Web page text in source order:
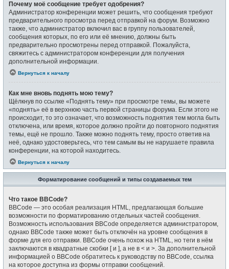
Почему моё сообщение требует одобрения?
Администратор конференции может решить, что сообщения требуют
предварительного просмотра перед отправкой на форум. Возможно
также, что администратор включил вас в группу пользователей,
сообщения которых, по его или её мнению, должны быть
предварительно просмотрены перед отправкой. Пожалуйста,
свяжитесь с администратором конференции для получения
дополнительной информации.
Вернуться к началу
Как мне вновь поднять мою тему?
Щёлкнув по ссылке «Поднять тему» при просмотре темы, вы можете
«поднять» её в верхнюю часть первой страницы форума. Если этого не
происходит, то это означает, что возможность поднятия тем могла быть
отключена, или время, которое должно пройти до повторного поднятия
темы, ещё не прошло. Также можно поднять тему, просто ответив на
неё, однако удостоверьтесь, что тем самым вы не нарушаете правила
конференции, на которой находитесь.
Вернуться к началу
Форматирование сообщений и типы создаваемых тем
Что такое BBCode?
BBCode — это особая реализация HTML, предлагающая большие
возможности по форматированию отдельных частей сообщения.
Возможность использования BBCode определяется администратором,
однако BBCode также может быть отключён на уровне сообщения в
форме для его отправки. BBCode очень похож на HTML, но теги в нём
заключаются в квадратные скобки [ и ], а не в < и >. За дополнительной
информацией о BBCode обратитесь к руководству по BBCode, ссылка
на которое доступна из формы отправки сообщений.